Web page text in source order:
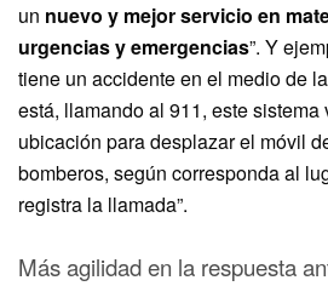
un nuevo y mejor servicio en
urgencias y emergencias”. Y
tiene un accidente en el medio de
está, llamando al 911, este sistema
ubicación para desplazar el móvil
bomberos, según corresponda al
registra la llamada”.
Más agilidad en la respuesta